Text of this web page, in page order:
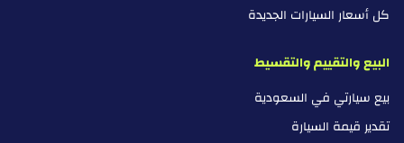
كل أسعار السيارات الجديدة
البيع والتقييم والتقسيط
بيع سيارتي في السعودية
تقدير قيمة السيارة